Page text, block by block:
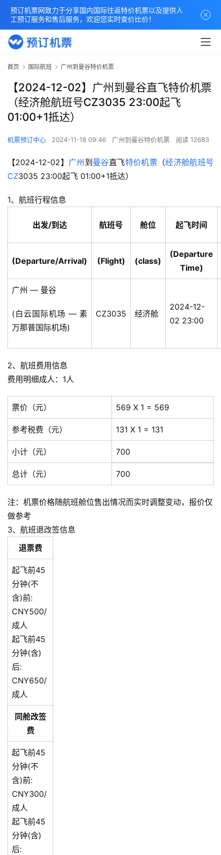
首页 国际航班 广州到曼谷特价机票
【2024-12-02】广州到曼谷直飞特价机票
（经济舱航班号CZ3035 23:00起飞
01:00+1抵达）
机票预订中心 2024-11-18 09:46 广州到曼谷特价机票 阅读 12683
【2024-12-02】 广州 到 曼谷直飞特价机票（经济舱航班号
CZ3035 23:00起飞 01:00+1抵达）
1、航班行程信息
出发/到达 航班号 舱位 起飞时间
(Departure/Arrival) (Flight) (class)
(Departure
Time)
广州 — 曼谷
(白云国际机场 — 素
万那普国际机场)
CZ3035 经济舱
2024-12-
02 23:00
2、航班费用信息
费用明细成人：1人
票价（元） 569 X 1 = 569
参考税费（元） 131 X 1 = 131
小计（元） 700
总计（元） 700
注：机票价格随航班舱位售出情况而实时调整变动，报价仅
做参考
3、航班退改签信息
退票费
起飞前45
分钟(不
含)前:
CNY500/
成人
起飞前45
分钟(含)
后:
CNY650/
成人
同舱改签
费
起飞前45
分钟(不
含)前:
CNY300/
成人
起飞前45
分钟(含)
后:
预订机票网致力于分享国内国际往返特价机票以及提供人
工预订服务和售后服务，欢迎您实时查价比价！